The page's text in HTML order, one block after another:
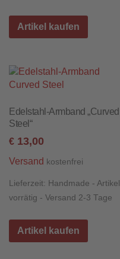
Artikel kaufen
Edelstahl-Armband „Curved
Steel“
€ 13,00
Versand kostenfrei
Lieferzeit: Handmade - Artikel
vorrätig - Versand 2-3 Tage
Artikel kaufen